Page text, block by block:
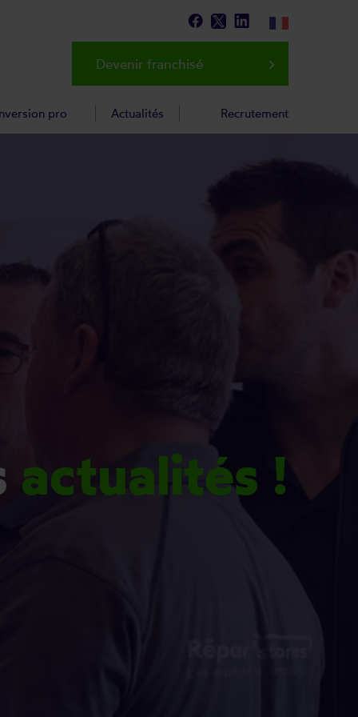
actualités !
Devenir franchisé keyboard_arrow_right
pro Actualités Recrutement